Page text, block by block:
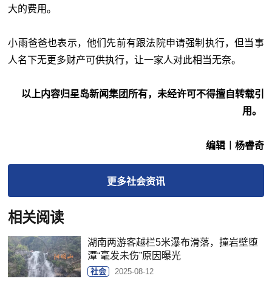
大的费用。
小雨爸爸也表示，他们先前有跟法院申请强制执行，但当事
人名下无更多财产可供执行，让一家人对此相当无奈。
以上内容归星岛新闻集团所有，未经许可不得擅自转载引
用。
编辑︱杨睿奇
更多社会资讯
相关阅读
湖南两游客越栏5米瀑布滑落，撞岩壁堕
潭“毫发未伤”原因曝光
社会 2025-08-12